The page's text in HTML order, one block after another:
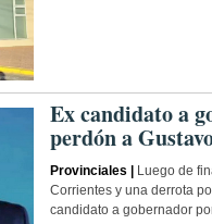
Ex candidato a
perdón a
Provinciales |
Luego de
Corrientes y una derrota
candidato a gobernador